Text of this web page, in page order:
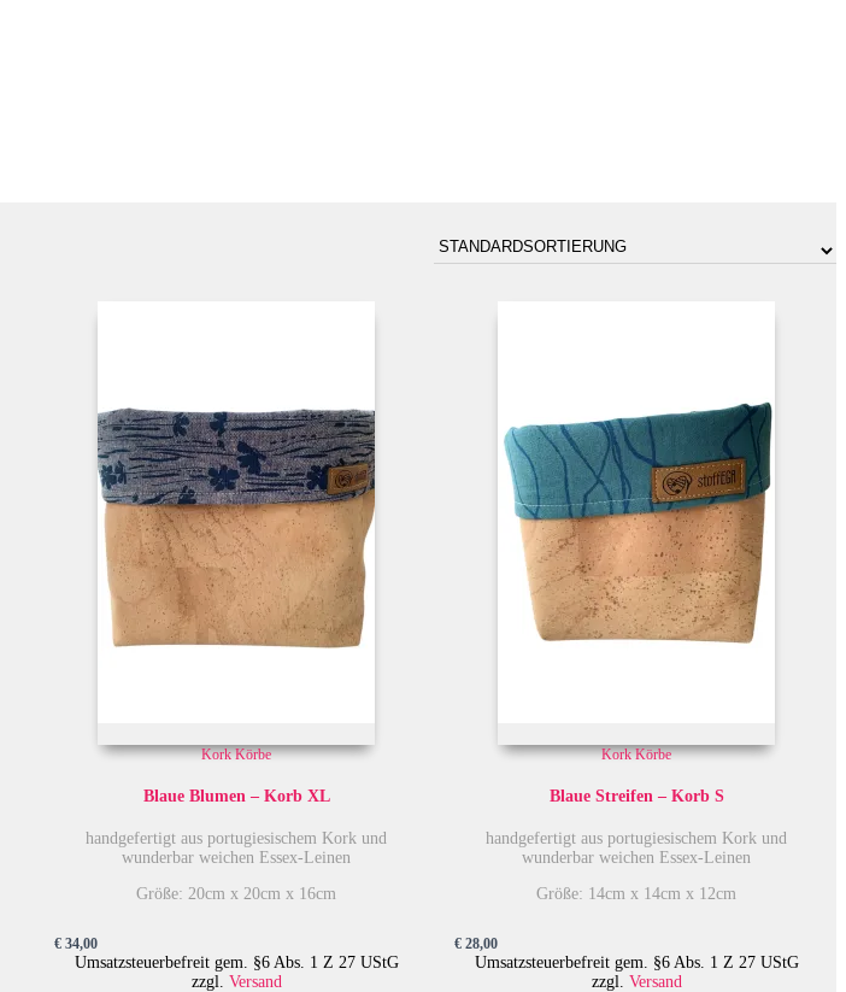
Kork Körbe
Blaue Blumen – Korb XL
handgefertigt aus portugiesischem Kork und
wunderbar weichen Essex-Leinen
Größe: 20cm x 20cm x 16cm
€ 34,00
Umsatzsteuerbefreit gem. §6 Abs. 1 Z 27 UStG
zzgl. Versand
Kork Körbe
Blaue Streifen – Korb S
handgefertigt aus portugiesischem Kork und
wunderbar weichen Essex-Leinen
Größe: 14cm x 14cm x 12cm
€ 28,00
Umsatzsteuerbefreit gem. §6 Abs. 1 Z 27 UStG
zzgl. Versand